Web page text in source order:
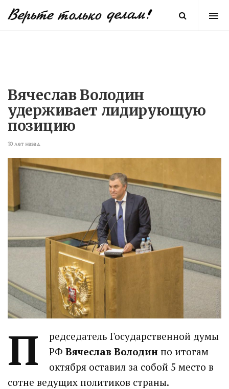
Вячеслав Володин
удерживает лидирующую
позицию
10 лет назад
П
редседатель Государственной думы
РФ Вячеслав Володин по итогам
октября оставил за собой 5 место в
сотне ведущих политиков страны.